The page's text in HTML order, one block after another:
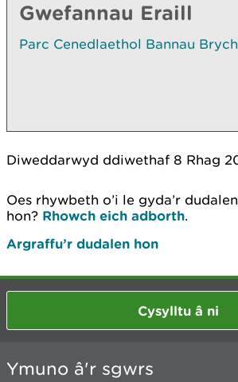
Gwefannau Eraill
Parc Cenedlaethol Bannau
Diweddarwyd ddiwethaf 8 Rhag
Oes rhywbeth o’i le gyda’r dudalen
hon? Rhowch eich adborth.
Argraffu’r dudalen hon
Cysylltu â ni
Ymuno â'r sgwrs